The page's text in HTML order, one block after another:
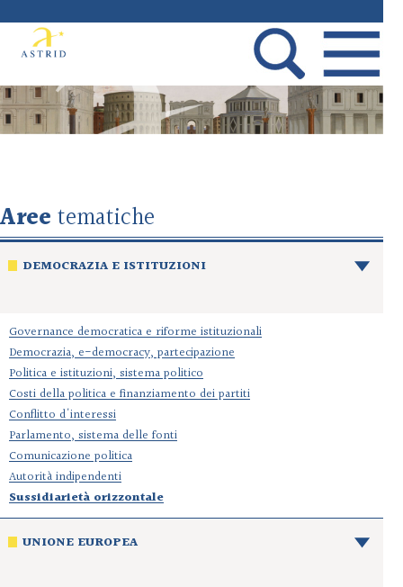
Areetematiche
DEMOCRAZIA E ISTITUZIONI
Governance democratica e riforme istituzionali
Democrazia, e-democracy, partecipazione
Politica e istituzioni, sistema politico
Costi della politica e finanziamento dei partiti
Conflitto d'interessi
Parlamento, sistema delle fonti
Comunicazione politica
Autorità indipendenti
Sussidiarietà orizzontale
UNIONE EUROPEA